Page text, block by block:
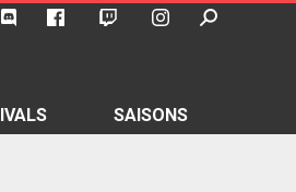
SAISONS